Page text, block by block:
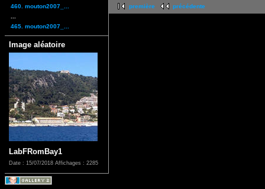
460. mouton2007_...
465. mouton2007_...
Image aléatoire
LabFRomBay1
Date : 15/07/2018 Affichages : 2285
première précédente